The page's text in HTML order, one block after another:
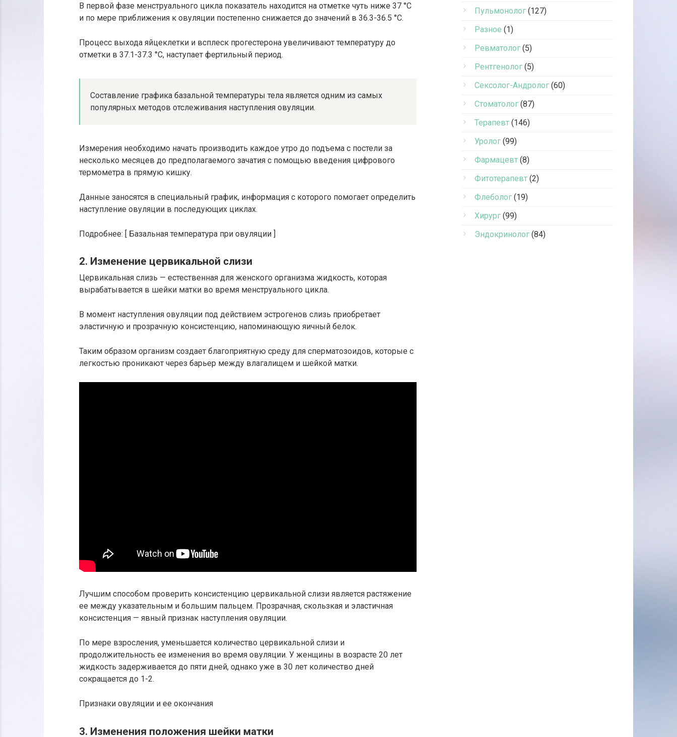
В первой фазе менструального цикла показатель находится на отметке чуть ниже 37 °С
и по мере приближения к овуляции постепенно снижается до значений в 36.3-36.5 °С.
Процесс выхода яйцеклетки и всплеск прогестерона увеличивают температуру до
отметки в 37.1-37.3 °С, наступает фертильный период.
Составление графика базальной температуры тела является одним из самых
популярных методов отслеживания наступления овуляции.
Измерения необходимо начать производить каждое утро до подъема с постели за
несколько месяцев до предполагаемого зачатия с помощью введения цифрового
термометра в прямую кишку.
Данные заносятся в специальный график, информация с которого помогает определить
наступление овуляции в последующих циклах.
Подробнее: [ Базальная температура при овуляции ]
2. Изменение цервикальной слизи
Цервикальная слизь — естественная для женского организма жидкость, которая
вырабатывается в шейки матки во время менструального цикла.
В момент наступления овуляции под действием эстрогенов слизь приобретает
эластичную и прозрачную консистенцию, напоминающую яичный белок.
Таким образом организм создает благоприятную среду для сперматозоидов, которые с
легкостью проникают через барьер между влагалищем и шейкой матки.
Лучшим способом проверить консистенцию цервикальной слизи является растяжение
ее между указательным и большим пальцем. Прозрачная, скользкая и эластичная
консистенция — явный признак наступления овуляции.
По мере взросления, уменьшается количество цервикальной слизи и
продолжительность ее изменения во время овуляции. У женщины в возрасте 20 лет
жидкость задерживается до пяти дней, однако уже в 30 лет количество дней
сокращается до 1-2.
Признаки овуляции и ее окончания
3. Изменения положения шейки матки
Пульмонолог (127)
Разное (1)
Ревматолог (5)
Рентгенолог (5)
Сексолог-Андролог (60)
Стоматолог (87)
Терапевт (146)
Уролог (99)
Фармацевт (8)
Фитотерапевт (2)
Флеболог (19)
Хирург (99)
Эндокринолог (84)